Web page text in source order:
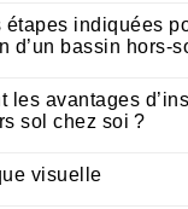
étapes indiquées
d’un bassin hors-
les avantages
sol chez soi ?
visuelle